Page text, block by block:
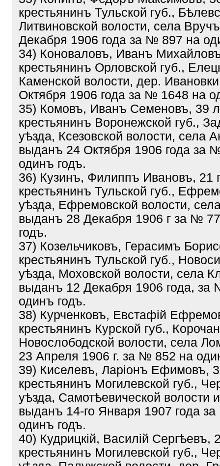
крестьянинъ Тульской губ.,
Литвиновской волости, села
Декабря 1906 года за № 897 на
34) Коноваловъ, Иванъ
крестьянинъ Орловской губ.,
Каменской волости, дер.
Октября 1906 года за № 1648 на
35) Комовъ, Иванъ Семеновъ, 39
крестьянинъ Воронежской губ.,
уѣзда, Ксезовской волости, села
выданъ 24 Октября 1906 года за
одинъ годъ.
36) Кузинъ, Филиппъ Ивановъ, 21
крестьянинъ Тульской губ.,
уѣзда, Ефремовской волости,
выданъ 28 Декабря 1906 г за №
годъ.
37) Козельчиковъ, Герасимъ
крестьянинъ Тульской губ.,
уѣзда, Моховской волости, села
выданъ 12 Декабря 1906 года, за
одинъ годъ.
38) Курченковъ, Евстафій
крестьянинъ Курской губ.,
Новослободской волости, села
23 Апреля 1906 г. за № 852 на
39) Киселевъ, Ларіонъ Ефимовъ,
крестьянинъ Могилевской губ.,
уѣзда, Самотѣевической волости
выданъ 14-го Января 1907 года
одинъ годъ.
40) Кудрицкій, Василій Сергѣевъ,
крестьянинъ Могилевской губ.,